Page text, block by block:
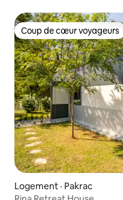
Coup de cœur voyageurs
Coup de cœur voyageurs
Logement · Pakrac